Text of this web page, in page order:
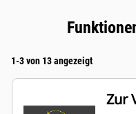
1-3 von 13 angezeigt
Zur